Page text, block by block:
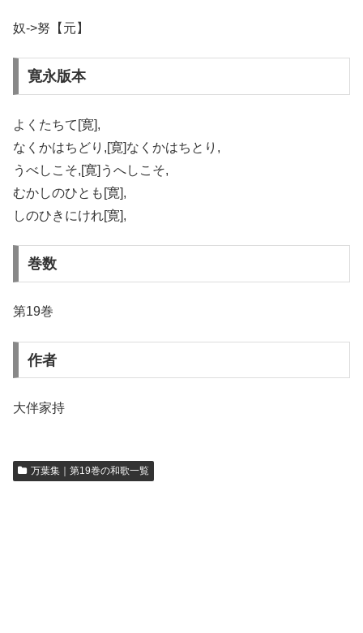
奴->努【元】
寛永版本
よくたちて[寛],
なくかはちどり,[寛]なくかはちとり,
うべしこそ,[寛]うへしこそ,
むかしのひとも[寛],
しのひきにけれ[寛],
巻数
第19巻
作者
大伴家持
万葉集｜第19巻の和歌一覧